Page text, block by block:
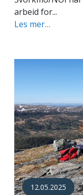
arbeid for...
Les mer…
12.05.2025